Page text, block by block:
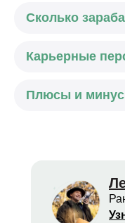
Сколько
Карьерные
Плюсы и